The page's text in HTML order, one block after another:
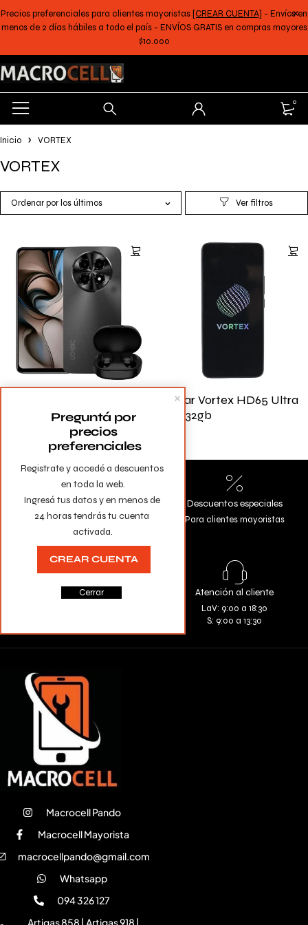
Precios preferenciales para clientes mayoristas [CREAR CUENTA] - Envíos en
menos de 2 días hábiles a todo el país - ENVÍOS GRATIS en compras mayores
$10.000
0
Inicio VORTEX
VORTEX
Ordenar por los últimos
Ram 128gb+ Auriculares
Celular Vortex HD65 Ultra
3gb/ 32gb
Envíos a todo el país
Gratis en compras mayores a
$10.000
Descuentos especiales
Para clientes mayoristas
Todas las tarjetas Atención al cliente
LaV: 9:00 a 18:30
S: 9:00 a 13:30
Macrocell Pando
Macrocell Mayorista
macrocellpando@gmail.com
Whatsapp
094 326 127
Artigas 858 | Artigas 918 |
Registrate y accedé a descuentos
en toda la web.
Ingresá tus datos y en menos de
24 horas tendrás tu cuenta
activada.
Preguntá por
precios
preferenciales
CREAR CUENTA
Cerrar